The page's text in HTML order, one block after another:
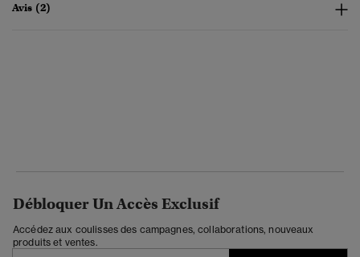
Avis (2)
Débloquer Un Accès Exclusif
Accédez aux coulisses des campagnes, collaborations, nouveaux
produits et ventes.